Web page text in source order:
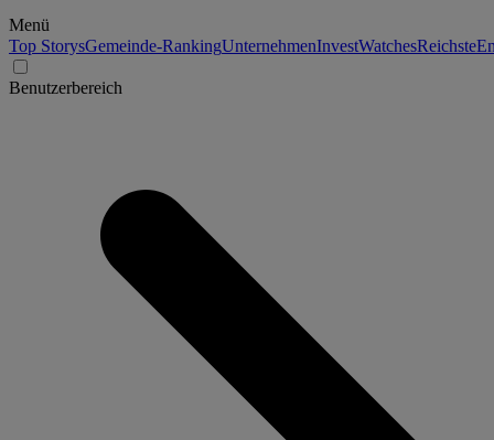
Menü
Top StorysGemeinde-RankingUnternehmenInvestWatchesReichste
Benutzerbereich